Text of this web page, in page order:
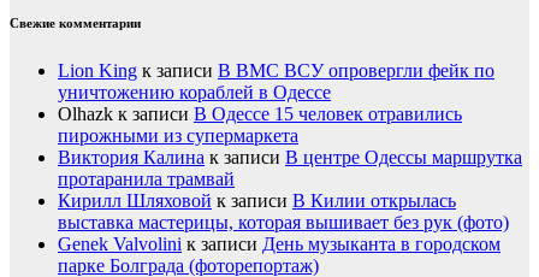
Свежие комментарии
Lion King к записи В ВМС ВСУ опровергли фейк по
уничтожению кораблей в Одессе
Olhazk к записи В Одессе 15 человек отравились
пирожными из супермаркета
Виктория Калина к записи В центре Одессы маршрутка
протаранила трамвай
Кирилл Шляховой к записи В Килии открылась
выставка мастерицы, которая вышивает без рук (фото)
Genek Valvolini к записи День музыканта в городском
парке Болграда (фоторепортаж)